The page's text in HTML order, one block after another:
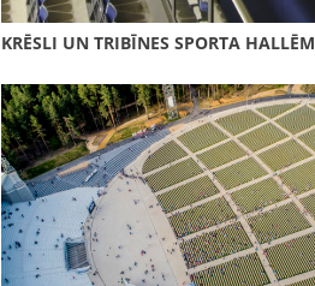
KRĒSLI UN TRIBĪNES SPORTA HALLĒM